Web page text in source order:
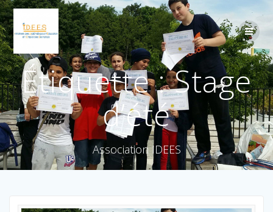
Étiquette :Stage
d’été
Association IDEES